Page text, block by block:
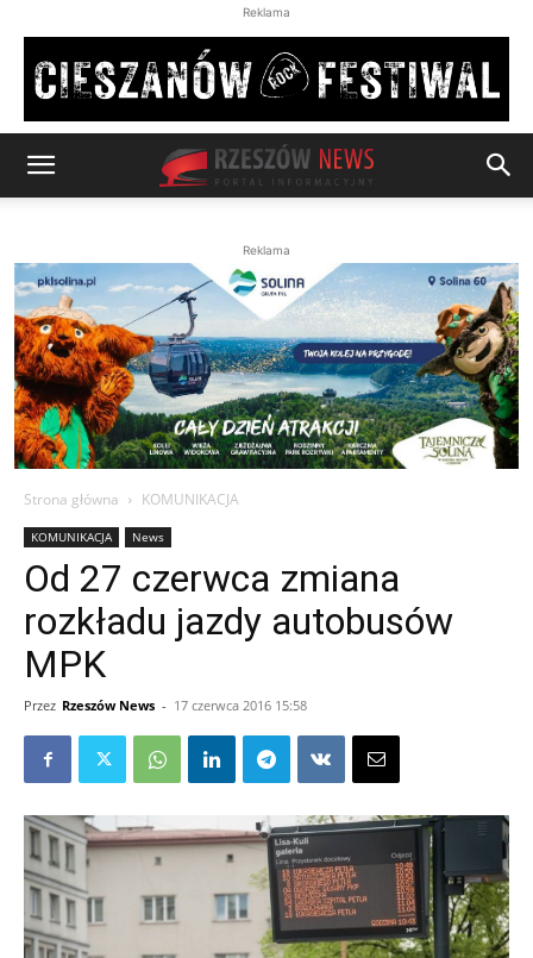
Reklama
Reklama
Strona główna KOMUNIKACJA
KOMUNIKACJA News
Od 27 czerwca zmiana
rozkładu jazdy autobusów
MPK
Przez Rzeszów News - 17 czerwca 2016 15:58